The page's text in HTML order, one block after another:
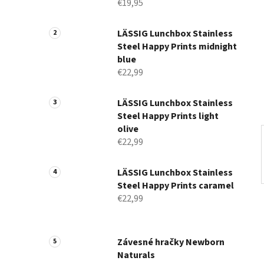
n
€19,95
LÄSSIG Lunchbox Stainless
Steel Happy Prints midnight
blue
€22,99
LÄSSIG Lunchbox Stainless
Steel Happy Prints light
olive
€22,99
LÄSSIG Lunchbox Stainless
Steel Happy Prints caramel
€22,99
Závesné hračky Newborn
Naturals